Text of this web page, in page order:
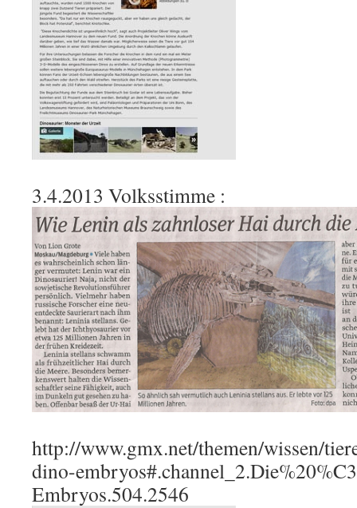
3.4.2013 Volksstimme :
http://www.gmx.net/themen/wissen/
dino-
Embryos.504.2546